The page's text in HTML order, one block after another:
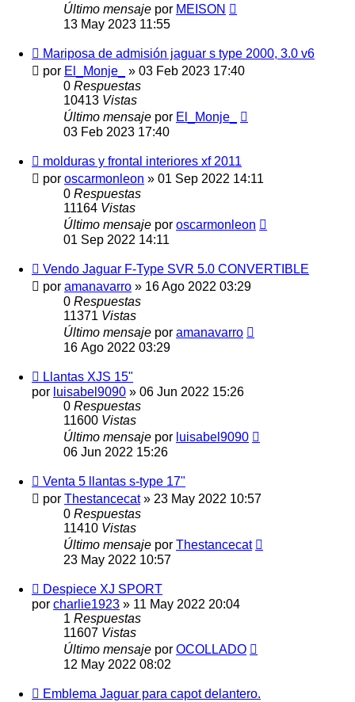
Último mensaje por MEISON
13 May 2023 11:55
Mariposa de admisión jaguar s type 2000, 3.0 v6
por El_Monje_ » 03 Feb 2023 17:40
0 Respuestas
10413 Vistas
Último mensaje por El_Monje_
03 Feb 2023 17:40
molduras y frontal interiores xf 2011
por oscarmonleon » 01 Sep 2022 14:11
0 Respuestas
11164 Vistas
Último mensaje por oscarmonleon
01 Sep 2022 14:11
Vendo Jaguar F-Type SVR 5.0 CONVERTIBLE
por amanavarro » 16 Ago 2022 03:29
0 Respuestas
11371 Vistas
Último mensaje por amanavarro
16 Ago 2022 03:29
Llantas XJS 15"
por luisabel9090 » 06 Jun 2022 15:26
0 Respuestas
11600 Vistas
Último mensaje por luisabel9090
06 Jun 2022 15:26
Venta 5 llantas s-type 17"
por Thestancecat» 23 May 2022 10:57
0 Respuestas
11410 Vistas
Último mensaje por Thestancecat
23 May 2022 10:57
Despiece XJ SPORT
por charlie1923 » 11 May 2022 20:04
1 Respuestas
11607 Vistas
Último mensaje por OCOLLADO
12 May 2022 08:02
Emblema Jaguar para capot delantero.